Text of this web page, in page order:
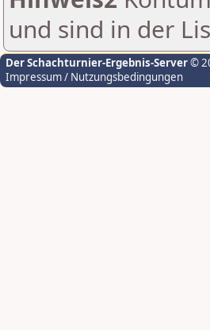
und sind in der
Der Schachturnier-Ergebnis-Server©
Impressum / Nutzungsbedingungen